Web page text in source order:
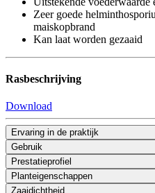
Zeer goede
maiskopbrand
Kan laat worden gezaaid
Rasbeschrijving
Download
Ervaring in de praktijk
Gebruik
Prestatieprofiel
Planteigenschappen
Zaaidichtheid